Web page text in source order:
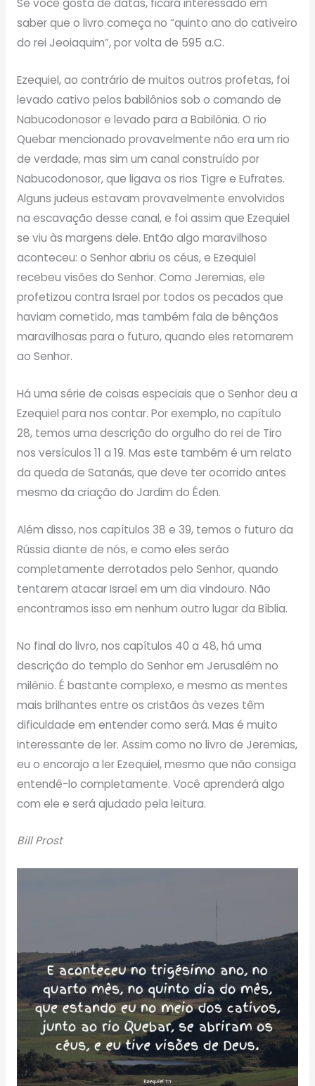
Se você gosta de datas, ficará interessado em
saber que o livro começa no “quinto ano do cativeiro
do rei Jeoiaquim”, por volta de 595 a.C.
Ezequiel, ao contrário de muitos outros profetas, foi
levado cativo pelos babilônios sob o comando de
Nabucodonosor e levado para a Babilônia. O rio
Quebar mencionado provavelmente não era um rio
de verdade, mas sim um canal construído por
Nabucodonosor, que ligava os rios Tigre e Eufrates.
Alguns judeus estavam provavelmente envolvidos
na escavação desse canal, e foi assim que Ezequiel
se viu às margens dele. Então algo maravilhoso
aconteceu: o Senhor abriu os céus, e Ezequiel
recebeu visões do Senhor. Como Jeremias, ele
profetizou contra Israel por todos os pecados que
haviam cometido, mas também fala de bênçãos
maravilhosas para o futuro, quando eles retornarem
ao Senhor.
Há uma série de coisas especiais que o Senhor deu a
Ezequiel para nos contar. Por exemplo, no capítulo
28, temos uma descrição do orgulho do rei de Tiro
nos versículos 11 a 19. Mas este também é um relato
da queda de Satanás, que deve ter ocorrido antes
mesmo da criação do Jardim do Éden.
Além disso, nos capítulos 38 e 39, temos o futuro da
Rússia diante de nós, e como eles serão
completamente derrotados pelo Senhor, quando
tentarem atacar Israel em um dia vindouro. Não
encontramos isso em nenhum outro lugar da Bíblia.
No final do livro, nos capítulos 40 a 48, há uma
descrição do templo do Senhor em Jerusalém no
milênio. É bastante complexo, e mesmo as mentes
mais brilhantes entre os cristãos às vezes têm
dificuldade em entender como será. Mas é muito
interessante de ler. Assim como no livro de Jeremias,
eu o encorajo a ler Ezequiel, mesmo que não consiga
entendê-lo completamente. Você aprenderá algo
com ele e será ajudado pela leitura.
Bill Prost